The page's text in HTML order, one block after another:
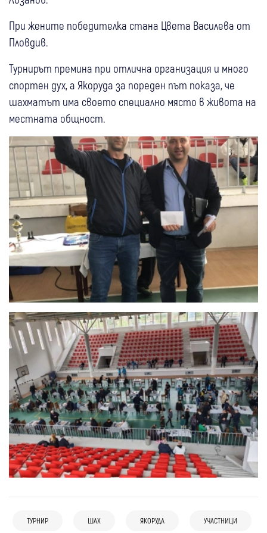
При жените победителка стана Цвета Василева от
Пловдив.
Турнирът премина при отлична организация и много
спортен дух, а Якоруда за пореден път показа, че
шахматът има своето специално място в живота на
местната общност.
ТУРНИР ШАХ ЯКОРУДА УЧАСТНИЦИ